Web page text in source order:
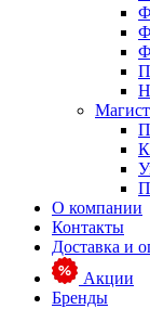
О компании
Контакты
Доставка и
Акции
Бренды